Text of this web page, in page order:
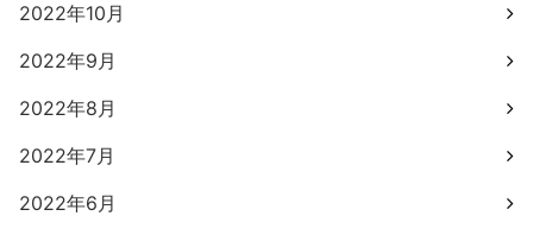
2022年10月
2022年9月
2022年8月
2022年7月
2022年6月